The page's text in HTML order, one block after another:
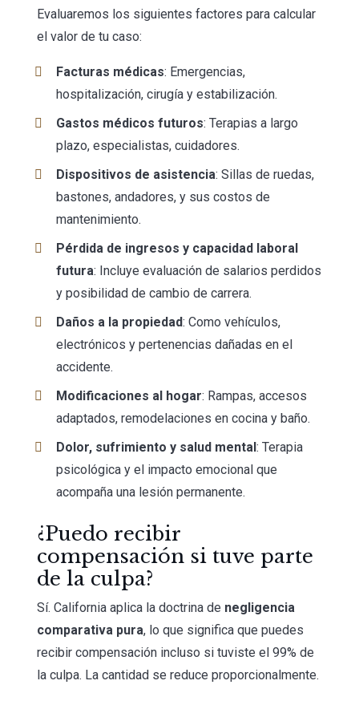
Evaluaremos los siguientes factores para calcular
el valor de tu caso:
Facturas médicas: Emergencias,
hospitalización, cirugía y estabilización.
Gastos médicos futuros: Terapias a largo
plazo, especialistas, cuidadores.
Dispositivos de asistencia: Sillas de ruedas,
bastones, andadores, y sus costos de
mantenimiento.
Pérdida de ingresos y capacidad laboral
futura: Incluye evaluación de salarios perdidos
y posibilidad de cambio de carrera.
Daños a la propiedad: Como vehículos,
electrónicos y pertenencias dañadas en el
accidente.
Modificaciones al hogar: Rampas, accesos
adaptados, remodelaciones en cocina y baño.
Dolor, sufrimiento y salud mental: Terapia
psicológica y el impacto emocional que
acompaña una lesión permanente.
¿Puedo recibir
compensación si tuve parte
de la culpa?
Sí. California aplica la doctrina de negligencia
comparativa pura, lo que significa que puedes
recibir compensación incluso si tuviste el 99% de
la culpa. La cantidad se reduce proporcionalmente.